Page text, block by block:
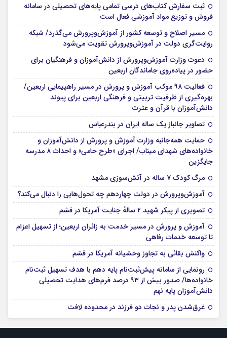
ثبت سفارش کتاب‌های درسی تمامی پایه‌های تحصیلی در سامانه
فروش و توزیع مواد آموزشی فعال است
مسیر اصلاح و توسعه کشور از آموزش‌وپرورش می‌گذرد/ شبکه
روایت‌‌گری دولت در آموزش‌وپرورش تقویت می‌شود
دعوت وزارت آموزش‌وپرورش از دانش‌آموزان و فرهنگیان برای
حضور در پیاده‌روی جاماندگان اربعین
فعالیت ۹۸ موکب آموزش و پرورش در مسیر راهپیمایی اربعین/
بهره‌گیری از ظرفیت تربیتی و فرهنگی اربعین برای پیوند
دانش‌آموزان با قرآن و عترت
تصاویر جانباز یک ساله ایران در بندرعباس
حمایت همه‌جانبه وزارت آموزش و پرورش از دانش‌آموزان و
خانواده‌های شهدای میناب/ اجرای «طرح حامی» و احداث ۸ مدرسه
جایگزین
مرگ کودک ۷ ساله در آتش‌سوزی مشهد
آموزش‌وپرورش در دولت چهاردهم چه تحول‌هایی را دنبال می‌کند؟
تصویری از پیکر شهید ۲ سالۀ جنایت آمریکا در قشم
آموزش و پرورش در مسیر خدمت به زائران اربعین؛ از تسهیل اعزام
تا توسعه خدمات رفاهی
واکنش بقائی به تجاوز وحشیانه آمریکا در قشم
رونمایی از سامانه پیش‌ثبت‌نام پایه دهم با هدف تسهیل ثبت‌نام
خانواده‌ها/ صدور بیش از ۹۳ درصد فرم‌های هدایت تحصیلی
دانش‌آموزان پایه نهم
غرق‌شدن پدر و نجات دو فرزند در محدوده لافت